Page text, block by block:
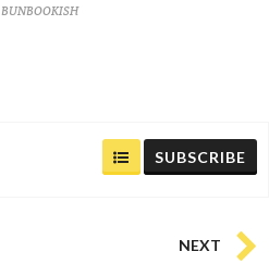
BUNBOOKISH
SUBSCRIBE
NEXT